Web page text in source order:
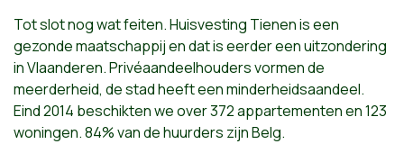
Tot slot nog wat feiten. Huisvesting Tienen is een
gezonde maatschappij en dat is eerder een uitzondering
in Vlaanderen. Privéaandeelhouders vormen de
meerderheid, de stad heeft een minderheidsaandeel.
Eind 2014 beschikten we over 372 appartementen en 123
woningen. 84% van de huurders zijn Belg.